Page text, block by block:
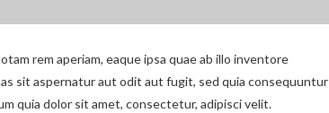
rem aperiam, eaque ipsa quae ab illo inventore
sit aspernatur aut odit aut fugit, sed quia consequuntur
quia dolor sit amet, consectetur, adipisci velit.